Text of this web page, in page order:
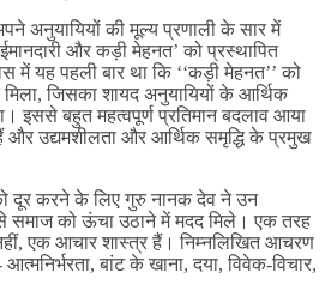
अनुयायियों की मूल्य प्रणाली के सार में
और कड़ी मेहनत’ को प्रस्थापित
में यह पहली बार था कि ‘‘कड़ी मेहनत’’ को
जिसका शायद अनुयायियों के आर्थिक
इससे बहुत महत्वपूर्ण प्रतिमान बदलाव आया
और उद्यमशीलता और आर्थिक समृद्धि के प्रमुख
को दूर करने के लिए गुरु नानक देव ने उन
समाज को ऊंचा उठाने में मदद मिले। एक तरह
एक आचार शास्त्र हैं। निम्नलिखित आचरण
आत्मनिर्भरता, बांट के खाना, दया, विवेक-विचार,